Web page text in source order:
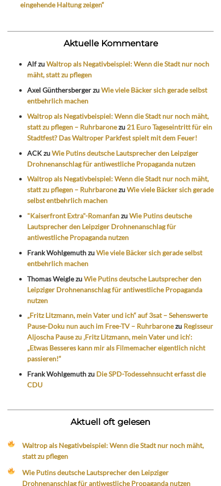
eingehende Haltung zeigen“
Aktuelle Kommentare
AlfzuWaltrop als Negativbeispiel: Wenn die Stadt nur noch
mäht, statt zu pflegen
Axel GünthersbergerzuWie viele Bäcker sich gerade selbst
entbehrlich machen
Waltrop als Negativbeispiel: Wenn die Stadt nur noch mäht,
statt zu pflegen – Ruhrbaronezu 21 Euro Tageseintritt für ein
Stadtfest? Das Waltroper Parkfest spielt mit dem Feuer!
ACKzuWie Putins deutsche Lautsprecher den Leipziger
Drohnenanschlag für antiwestliche Propaganda nutzen
Waltrop als Negativbeispiel: Wenn die Stadt nur noch mäht,
statt zu pflegen – RuhrbaronezuWie viele Bäcker sich gerade
selbst entbehrlich machen
"Kaiserfront Extra"-RomanfanzuWie Putins deutsche
Lautsprecher den Leipziger Drohnenanschlag für
antiwestliche Propaganda nutzen
Frank WohlgemuthzuWie viele Bäcker sich gerade selbst
entbehrlich machen
Thomas WeiglezuWie Putins deutsche Lautsprecher den
Leipziger Drohnenanschlag für antiwestliche Propaganda
nutzen
„Fritz Litzmann, mein Vater und ich“ auf 3sat – Sehenswerte
Pause-Doku nun auch im Free-TV – Ruhrbaronezu Regisseur
Aljoscha Pause zu ‚Fritz Litzmann, mein Vater und ich‘:
„Etwas Besseres kann mir als Filmemacher eigentlich nicht
passieren!“
Frank Wohlgemuthzu Die SPD-Todessehnsucht erfasst die
CDU
Aktuell oft gelesen
Waltrop als Negativbeispiel: Wenn die Stadt nur noch mäht,
statt zu pflegen
Wie Putins deutsche Lautsprecher den Leipziger
Drohnenanschlag für antiwestliche Propaganda nutzen